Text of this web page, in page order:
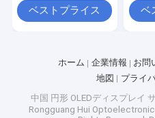
customizable cover
glass
ベストプライス
, 580
ベ
ホーム 企業情報 お問
地図
プライ
中国 円形 OLEDディスプレイ
Rongguang Hui